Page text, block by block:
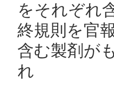
をそれぞれ
終規則を官
含む製剤が
れ